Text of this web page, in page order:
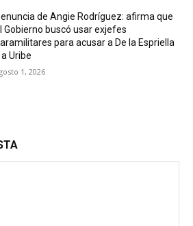
de Angie Rodríguez: afirma que
Gobierno buscó usar exjefes
para acusar a De la Espriella
a Uribe
1, 2026